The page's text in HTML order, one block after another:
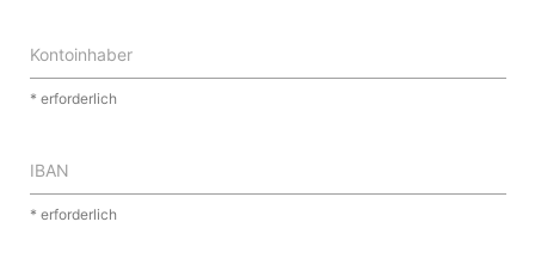
Kontoinhaber
* erforderlich
IBAN
* erforderlich